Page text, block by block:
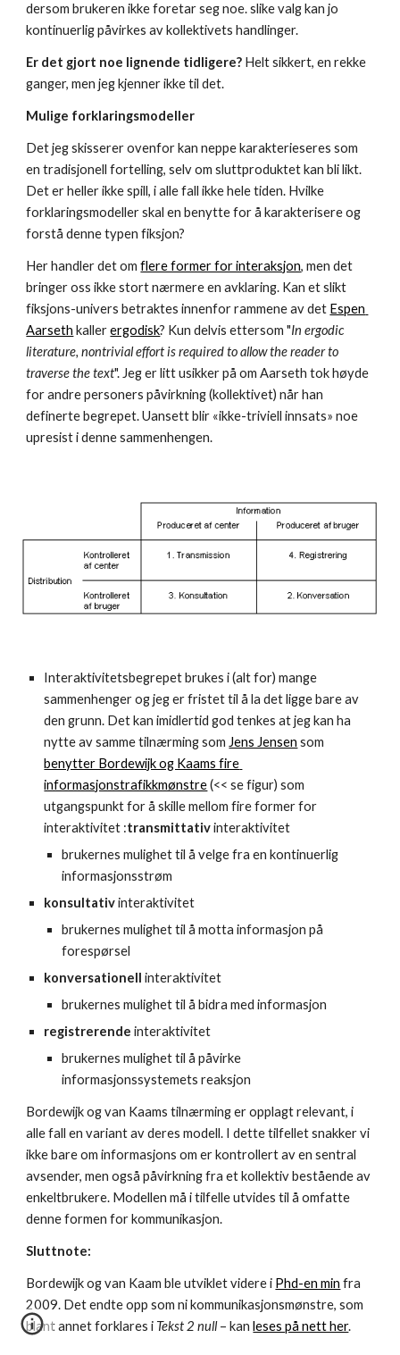
dersom brukeren ikke foretar seg noe. slike valg kan jo
kontinuerlig påvirkes av kollektivets handlinger.
Er det gjort noe lignende tidligere? Helt sikkert, en rekke
ganger, men jeg kjenner ikke til det.
Mulige forklaringsmodeller
Det jeg skisserer ovenfor kan neppe karakterieseres som
en tradisjonell fortelling, selv om sluttproduktet kan bli likt.
Det er heller ikke spill, i alle fall ikke hele tiden. Hvilke
forklaringsmodeller skal en benytte for å karakterisere og
forstå denne typen fiksjon?
Her handler det om flere former for interaksjon, men det
bringer oss ikke stort nærmere en avklaring. Kan et slikt
fiksjons-univers betraktes innenfor rammene av det Espen
Aarseth kaller ergodisk? Kun delvis ettersom "In ergodic
literature, nontrivial effort is required to allow the reader to
traverse the text". Jeg er litt usikker på om Aarseth tok høyde
for andre personers påvirkning (kollektivet) når han
definerte begrepet. Uansett blir «ikke-triviell innsats» noe
upresist i denne sammenhengen.
Interaktivitetsbegrepet brukes i (alt for) mange
sammenhenger og jeg er fristet til å la det ligge bare av
den grunn. Det kan imidlertid god tenkes at jeg kan ha
nytte av samme tilnærming som Jens Jensen
benytter Bordewijk og Kaams fire
informasjonstrafikkmønstre (<< se figur) som
utgangspunkt for å skille mellom fire former for
interaktivitet :transmittativ interaktivitet
brukernes mulighet til å velge fra en kontinuerlig
informasjonsstrøm
konsultativ interaktivitet
brukernes mulighet til å motta informasjon på
forespørsel
konversationell interaktivitet
brukernes mulighet til å bidra med informasjon
registrerende interaktivitet
brukernes mulighet til å påvirke
informasjonssystemets reaksjon
Bordewijk og van Kaams tilnærming er opplagt relevant, i
alle fall en variant av deres modell. I dette tilfellet snakker vi
ikke bare om informasjons om er kontrollert av en sentral
avsender, men også påvirkning fra et kollektiv bestående av
enkeltbrukere. Modellen må i tilfelle utvides til å omfatte
denne formen for kommunikasjon.
Sluttnote:
Bordewijk og van Kaam ble utviklet videre i Phd-en min fra
2009. Det endte opp som ni kommunikasjonsmønstre, som
blant annet forklares i Tekst 2 null – kan leses på nett her.